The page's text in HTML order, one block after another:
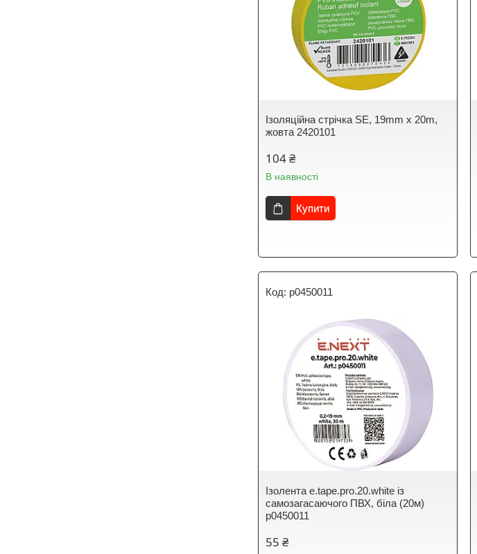
Ізоляційна стрічка SE, 19mm x 20m,
жовта 2420101
104 ₴
В наявності
Купити
p0450011
Ізолента e.tape.pro.20.white із
самозагасаючого ПВХ, біла (20м)
p0450011
55 ₴